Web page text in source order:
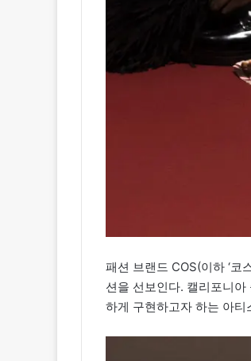
패션 브랜드 COS(이하 ‘
션을 선보인다. 캘리포니
하게 구현하고자 하는 아티